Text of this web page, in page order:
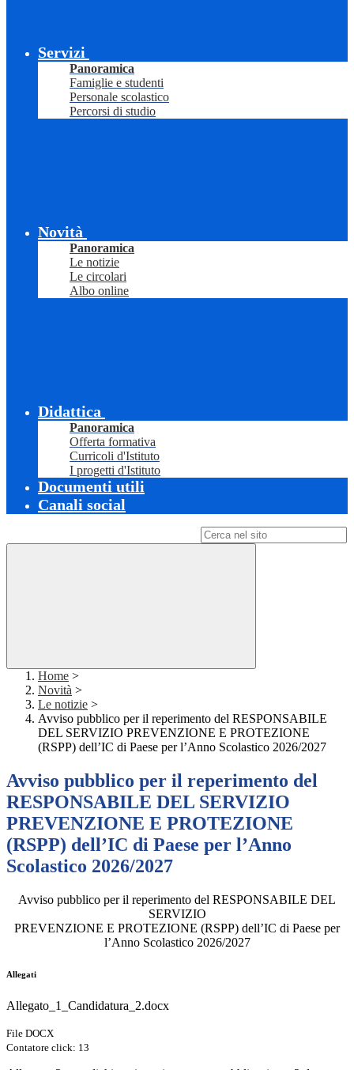
Servizi
Panoramica
Famiglie e studenti
Personale scolastico
Percorsi di studio
Novità
Panoramica
Le notizie
Le circolari
Albo online
Didattica
Panoramica
Offerta formativa
Curricoli d'Istituto
I progetti d'Istituto
Documenti utili
Canali social
Home >
Novità >
Le notizie >
Avviso pubblico per il reperimento del RESPONSABILE
DEL SERVIZIO PREVENZIONE E PROTEZIONE
(RSPP) dell’IC di Paese per l’Anno Scolastico 2026/2027
Avviso pubblico per il reperimento del
RESPONSABILE DEL SERVIZIO
PREVENZIONE E PROTEZIONE
(RSPP) dell’IC di Paese per l’Anno
Scolastico 2026/2027
Avviso pubblico per il reperimento del RESPONSABILE DEL
SERVIZIO
PREVENZIONE E PROTEZIONE (RSPP) dell’IC di Paese per
l’Anno Scolastico 2026/2027
Allegati
Allegato_1_Candidatura_2.docx
File DOCX
Contatore click: 13